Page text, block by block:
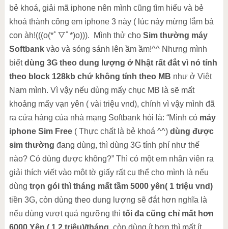
bẻ khoá, giải mã iphone nên mình cũng tìm hiểu và bẻ
khoá thành công em iphone 3 này ( lúc này mừng lắm bà
con àh!(((o(*ﾟ▽ﾟ*)o))). Mình thử cho Sim thường máy
Softbank vào và sóng sánh lên ầm ầm!^^ Nhưng mình
biếtdùng 3G theo dung lượng ở Nhật rất đắt vì nó tính
theo block 128kb chứ không tính theo MB như ở Việt
Nam mình. Vì vậy nếu dùng mấy chục MB là sẽ mất
khoảng mấy vạn yên ( vài triệu vnd), chính vì vậy mình đã
ra cửa hàng của nhà mạng Softbank hỏi là: “Mình có máy
iphone Sim Free( Thực chất là bẻ khoá ^^) dùng được
sim thường đang dùng, thì dùng 3G tính phí như thế
nào? Có dùng được không?” Thì có một em nhân viên ra
giải thích viết vào một tờ giấy rất cụ thể cho mình là nếu
dùng trọn gói thì tháng mất tầm 5000 yên( 1 triệu vnd)
tiền 3G, còn dùng theo dung lượng sẽ đắt hơn nghĩa là
nếu dùng vượt quá ngưỡng thì tối đa cũng chỉ mất hơn
6000 Yên ( 1,2 triệu)/tháng, còn dùng ít hơn thì mất ít